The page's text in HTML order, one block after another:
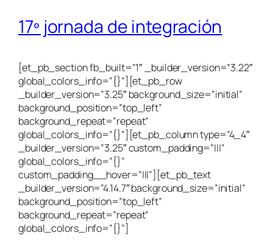
17º jornada de integración
[et_pb_section fb_built=”1″ _builder_version=”3.22″
global_colors_info=”{}”][et_pb_row
_builder_version=”3.25″ background_size=”initial”
background_position=”top_left”
background_repeat=”repeat”
global_colors_info=”{}”][et_pb_column type=”4_4″
_builder_version=”3.25″ custom_padding=”|||”
global_colors_info=”{}”
custom_padding__hover=”|||”][et_pb_text
_builder_version=”4.14.7″ background_size=”initial”
background_position=”top_left”
background_repeat=”repeat”
global_colors_info=”{}”]